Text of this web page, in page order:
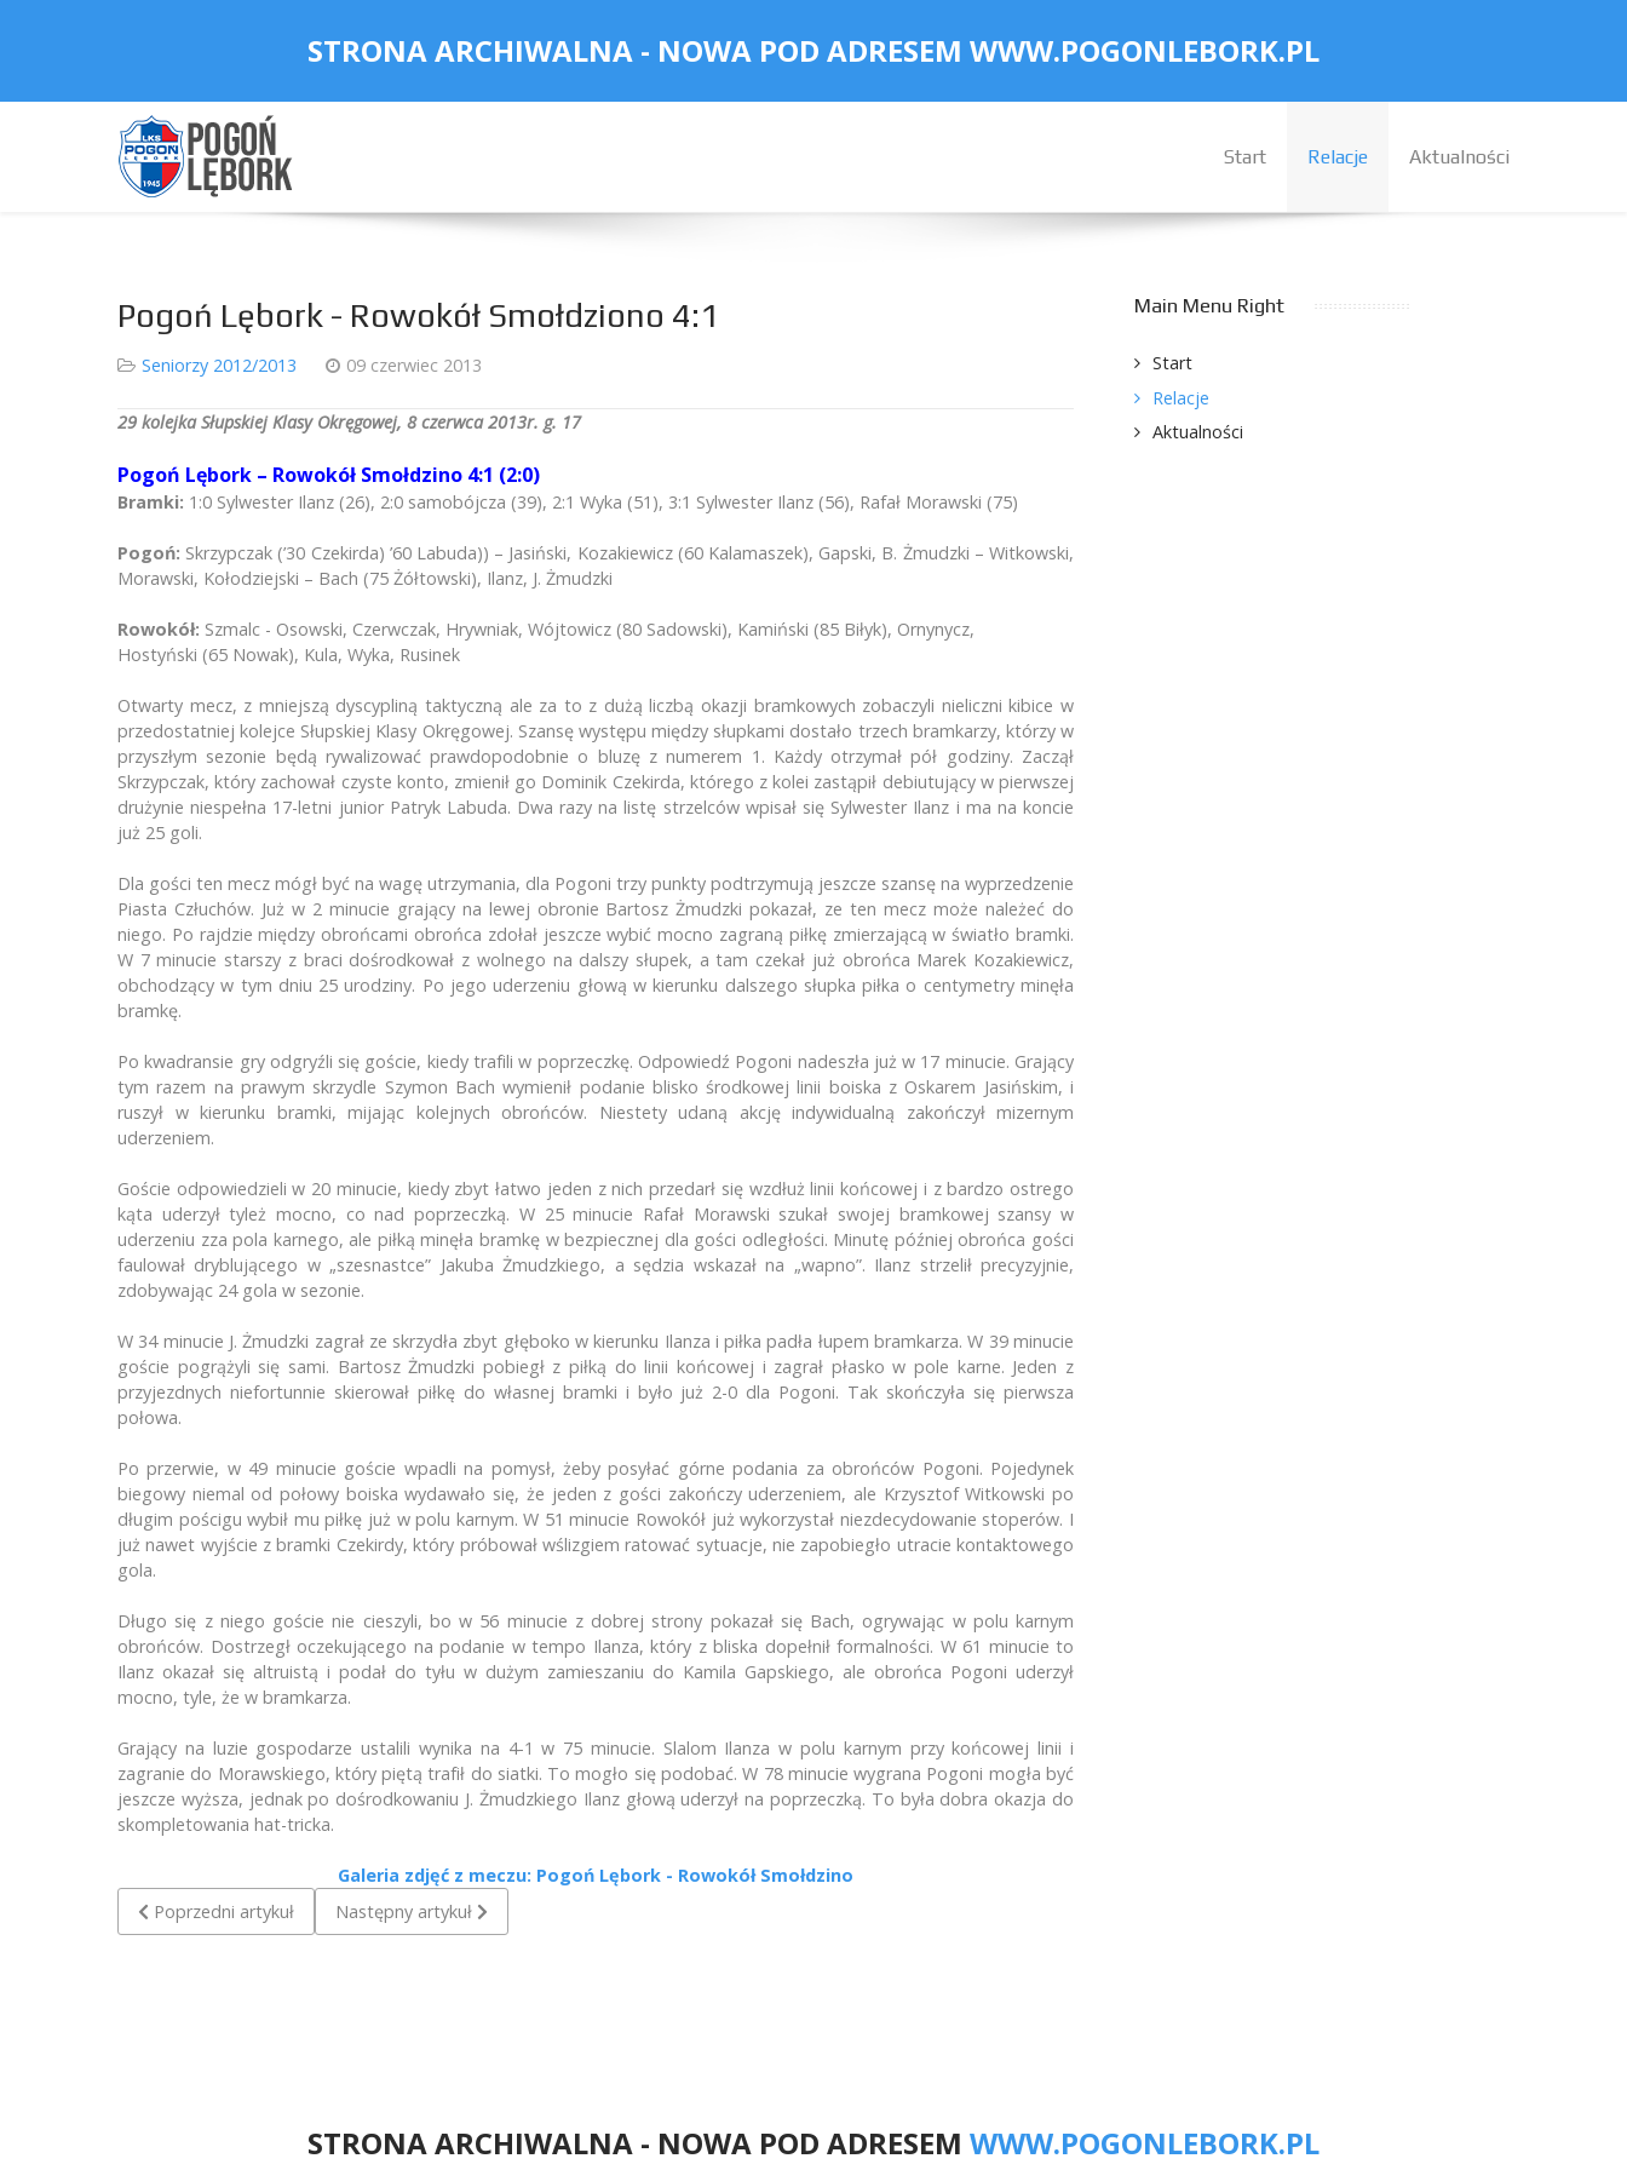
STRONA ARCHIWALNA - NOWA POD ADRESEM WWW.POGONLEBORK.PL
Start Relacje Aktualności
Pogoń Lębork - Rowokół Smołdziono 4:1
Seniorzy 2012/2013 09 czerwiec 2013
29 kolejka Słupskiej Klasy Okręgowej, 8 czerwca 2013r. g. 17
Pogoń Lębork – Rowokół Smołdzino 4:1 (2:0)
Bramki: 1:0 Sylwester Ilanz (26), 2:0 samobójcza (39), 2:1 Wyka (51), 3:1 Sylwester Ilanz (56), Rafał Morawski (75)
Pogoń: Skrzypczak (’30 Czekirda) ’60 Labuda)) – Jasiński, Kozakiewicz (60 Kalamaszek), Gapski, B. Żmudzki – Witkowski,
Morawski, Kołodziejski – Bach (75 Żółtowski), Ilanz, J. Żmudzki
Rowokół: Szmalc - Osowski, Czerwczak, Hrywniak, Wójtowicz (80 Sadowski), Kamiński (85 Biłyk), Ornynycz,
Hostyński (65 Nowak), Kula, Wyka, Rusinek
Otwarty mecz, z mniejszą dyscypliną taktyczną ale za to z dużą liczbą okazji bramkowych zobaczyli nieliczni kibice w
przedostatniej kolejce Słupskiej Klasy Okręgowej. Szansę występu między słupkami dostało trzech bramkarzy, którzy w
przyszłym sezonie będą rywalizować prawdopodobnie o bluzę z numerem 1. Każdy otrzymał pół godziny. Zaczął
Skrzypczak, który zachował czyste konto, zmienił go Dominik Czekirda, którego z kolei zastąpił debiutujący w pierwszej
drużynie niespełna 17-letni junior Patryk Labuda. Dwa razy na listę strzelców wpisał się Sylwester Ilanz i ma na koncie
już 25 goli.
Dla gości ten mecz mógł być na wagę utrzymania, dla Pogoni trzy punkty podtrzymują jeszcze szansę na wyprzedzenie
Piasta Człuchów. Już w 2 minucie grający na lewej obronie Bartosz Żmudzki pokazał, ze ten mecz może należeć do
niego. Po rajdzie między obrońcami obrońca zdołał jeszcze wybić mocno zagraną piłkę zmierzającą w światło bramki.
W 7 minucie starszy z braci dośrodkował z wolnego na dalszy słupek, a tam czekał już obrońca Marek Kozakiewicz,
obchodzący w tym dniu 25 urodziny. Po jego uderzeniu głową w kierunku dalszego słupka piłka o centymetry minęła
bramkę.
Po kwadransie gry odgryźli się goście, kiedy trafili w poprzeczkę. Odpowiedź Pogoni nadeszła już w 17 minucie. Grający
tym razem na prawym skrzydle Szymon Bach wymienił podanie blisko środkowej linii boiska z Oskarem Jasińskim, i
ruszył w kierunku bramki, mijając kolejnych obrońców. Niestety udaną akcję indywidualną zakończył mizernym
uderzeniem.
Goście odpowiedzieli w 20 minucie, kiedy zbyt łatwo jeden z nich przedarł się wzdłuż linii końcowej i z bardzo ostrego
kąta uderzył tyleż mocno, co nad poprzeczką. W 25 minucie Rafał Morawski szukał swojej bramkowej szansy w
uderzeniu zza pola karnego, ale piłką minęła bramkę w bezpiecznej dla gości odległości. Minutę później obrońca gości
faulował dryblującego w „szesnastce” Jakuba Żmudzkiego, a sędzia wskazał na „wapno”. Ilanz strzelił precyzyjnie,
zdobywając 24 gola w sezonie.
W 34 minucie J. Żmudzki zagrał ze skrzydła zbyt głęboko w kierunku Ilanza i piłka padła łupem bramkarza. W 39 minucie
goście pogrążyli się sami. Bartosz Żmudzki pobiegł z piłką do linii końcowej i zagrał płasko w pole karne. Jeden z
przyjezdnych niefortunnie skierował piłkę do własnej bramki i było już 2-0 dla Pogoni. Tak skończyła się pierwsza
połowa.
Po przerwie, w 49 minucie goście wpadli na pomysł, żeby posyłać górne podania za obrońców Pogoni. Pojedynek
biegowy niemal od połowy boiska wydawało się, że jeden z gości zakończy uderzeniem, ale Krzysztof Witkowski po
długim pościgu wybił mu piłkę już w polu karnym. W 51 minucie Rowokół już wykorzystał niezdecydowanie stoperów. I
już nawet wyjście z bramki Czekirdy, który próbował wślizgiem ratować sytuacje, nie zapobiegło utracie kontaktowego
gola.
Długo się z niego goście nie cieszyli, bo w 56 minucie z dobrej strony pokazał się Bach, ogrywając w polu karnym
obrońców. Dostrzegł oczekującego na podanie w tempo Ilanza, który z bliska dopełnił formalności. W 61 minucie to
Ilanz okazał się altruistą i podał do tyłu w dużym zamieszaniu do Kamila Gapskiego, ale obrońca Pogoni uderzył
mocno, tyle, że w bramkarza.
Grający na luzie gospodarze ustalili wynika na 4-1 w 75 minucie. Slalom Ilanza w polu karnym przy końcowej linii i
zagranie do Morawskiego, który piętą trafił do siatki. To mogło się podobać. W 78 minucie wygrana Pogoni mogła być
jeszcze wyższa, jednak po dośrodkowaniu J. Żmudzkiego Ilanz głową uderzył na poprzeczką. To była dobra okazja do
skompletowania hat-tricka.
Galeria zdjęć z meczu: Pogoń Lębork - Rowokół Smołdzino
Poprzedni artykuł: Echo Biesowice - Pogoń Lębork 4:5
Poprzedni artykuł Następny artykuł: Start Miastko - Pogoń Lębork 2:3
Następny artykuł
Main Menu Right
Start
Relacje
Aktualności
STRONA ARCHIWALNA - NOWA POD ADRESEM WWW.POGONLEBORK.PL